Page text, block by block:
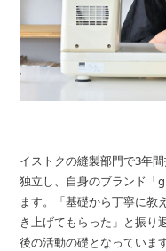
イストクの縫製部門で3年
独立し、自身のブランド「
ます。「基礎から丁寧に教
き上げてもらった」と振り
後の活動の礎となっていま